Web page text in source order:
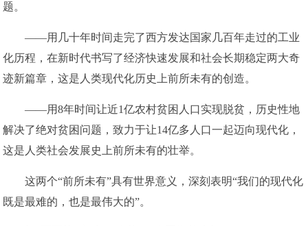
题。
——用几十年时间走完了西方发达国家几百年走过的工业
化历程，在新时代书写了经济快速发展和社会长期稳定两大奇
迹新篇章，这是人类现代化历史上前所未有的创造。
——用8年时间让近1亿农村贫困人口实现脱贫，历史性地
解决了绝对贫困问题，致力于让14亿多人口一起迈向现代化，
这是人类社会发展史上前所未有的壮举。
这两个“前所未有”具有世界意义，深刻表明“我们的现代化
既是最难的，也是最伟大的”。